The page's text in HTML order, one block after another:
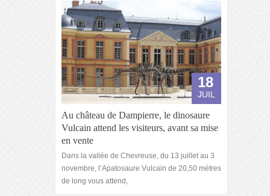
18
JUIL
Au château de Dampierre, le dinosaure
Vulcain attend les visiteurs, avant sa mise
en vente
Dans la vallée de Chevreuse, du 13 juillet au 3
novembre, l’Apatosaure Vulcain de 20,50 mètres
de long vous attend,